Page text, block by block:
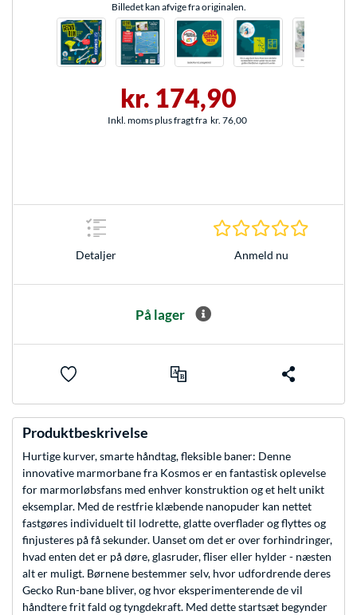
Billedet kan afvige fra originalen.
kr. 174,90
Inkl. moms plus fragt fra kr. 76,00
Detaljer Anmeld nu
På lager
Produktbeskrivelse
Hurtige kurver, smarte håndtag, fleksible baner: Denne
innovative marmorbane fra Kosmos er en fantastisk oplevelse
for marmorløbsfans med enhver konstruktion og et helt unikt
eksemplar. Med de restfrie klæbende nanopuder kan nettet
fastgøres individuelt til lodrette, glatte overflader og flyttes og
finjusteres på få sekunder. Uanset om det er over forhindringer,
hvad enten det er på døre, glasruder, fliser eller hylder - næsten
alt er muligt. Børnene bestemmer selv, hvor udfordrende deres
Gecko Run-bane bliver, og hvor eksperimenterende de vil
håndtere frit fald og tyngdekraft. Med dette startsæt begynder